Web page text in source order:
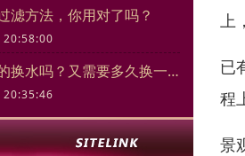
滤方法，你用对了吗？
养殖锦鲤鱼需要定时的换水吗？又需要多久换一次
上
已
程
景